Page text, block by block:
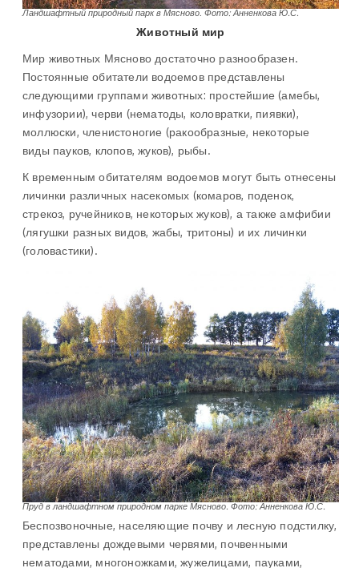
Ландшафтный природный парк в Мясново.Фото: Анненкова Ю.С.
Животный мир
Мир животных Мясново достаточно разнообразен.
Постоянные обитатели водоемов представлены
следующими группами животных: простейшие (амебы,
инфузории), черви (нематоды, коловратки, пиявки),
моллюски, членистоногие (ракообразные, некоторые
виды пауков, клопов, жуков), рыбы.
К временным обитателям водоемов могут быть отнесены
личинки различных насекомых (комаров, поденок,
стрекоз, ручейников, некоторых жуков), а также амфибии
(лягушки разных видов, жабы, тритоны) и их личинки
(головастики).
Пруд в ландшафтном природном парке Мясново. Фото: Анненкова Ю.С.
Беспозвоночные, населяющие почву и лесную подстилку,
представлены дождевыми червями, почвенными
нематодами, многоножками, жужелицами, пауками,